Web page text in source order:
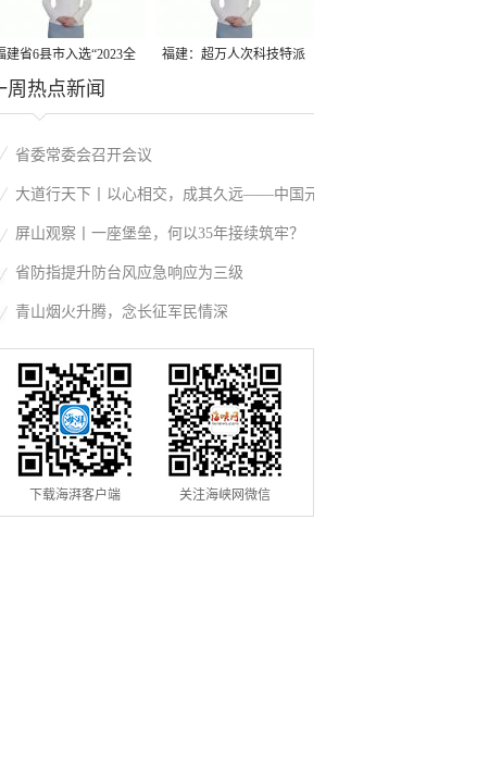
建省6县市入选“2023全
县域发展潜力百强县”
福建：超万人次科技特派
周热点新闻
省委常委会召开会议
大道行天下丨以心相交，成其久远——中国元
首外交的世界情怀与大国气派
屏山观察丨一座堡垒，何以35年接续筑牢？
省防指提升防台风应急响应为三级
青山烟火升腾，念长征军民情深
下载海湃客户端 关注海峡网微信